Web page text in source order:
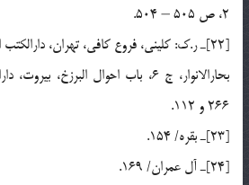
2، ص 505 – 504.
بحارالانوار، ج 6، باب احوال البرزخ،
266 و 112.
[23]ـ بقره/ 154.
[24]ـ آل عمران/ 169.